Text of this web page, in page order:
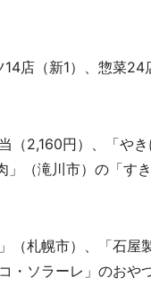
店（新1）、惣菜24
2,160円）、「やき
（滝川市）の「す
札幌市）、「石屋
・ソラーレ」のお